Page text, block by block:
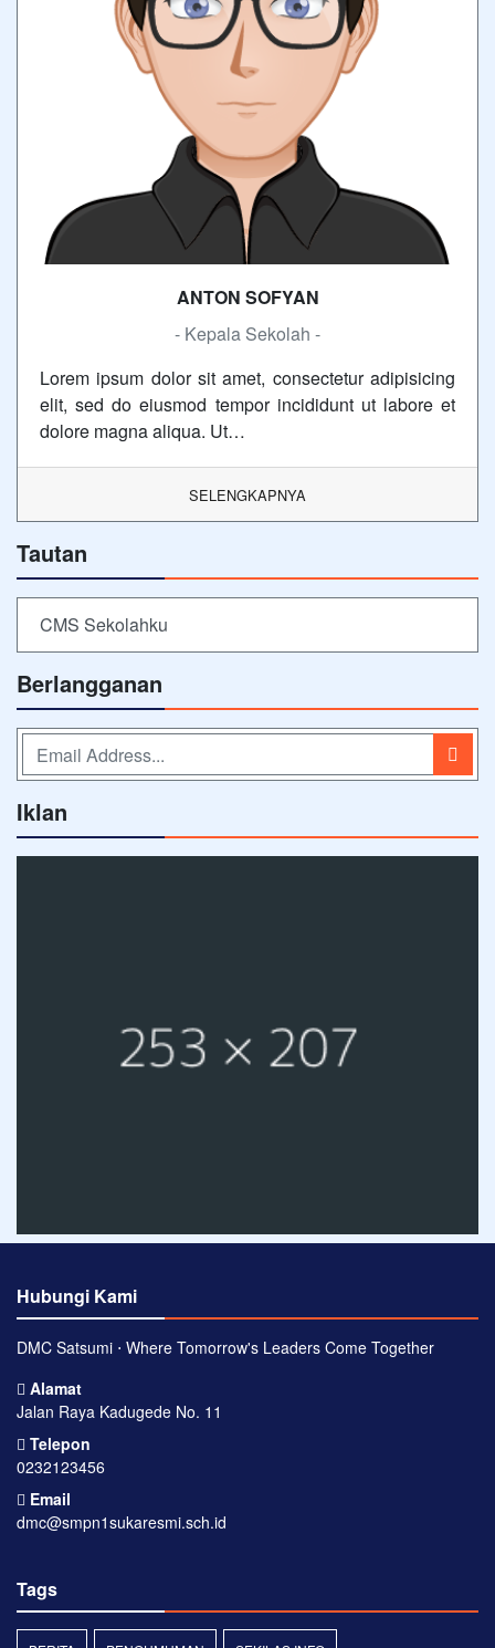
ANTON SOFYAN
- Kepala Sekolah -
Lorem ipsum dolor sit amet, consectetur adipisicing
elit, sed do eiusmod tempor incididunt ut labore et
dolore magna aliqua. Ut…
SELENGKAPNYA
Tautan
CMS Sekolahku
Berlangganan
Iklan
Hubungi Kami
DMC Satsumi ⋅ Where Tomorrow's Leaders Come Together
Alamat
Jalan Raya Kadugede No. 11
Telepon
0232123456
Email
dmc@smpn1sukaresmi.sch.id
Tags